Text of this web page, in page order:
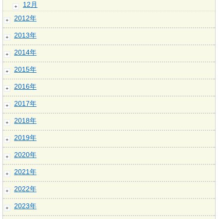
12月
2012年
2013年
2014年
2015年
2016年
2017年
2018年
2019年
2020年
2021年
2022年
2023年